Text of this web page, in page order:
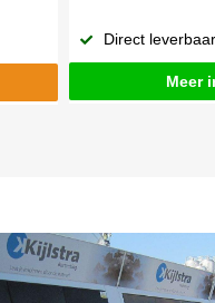
Direct leverbaar
Meer